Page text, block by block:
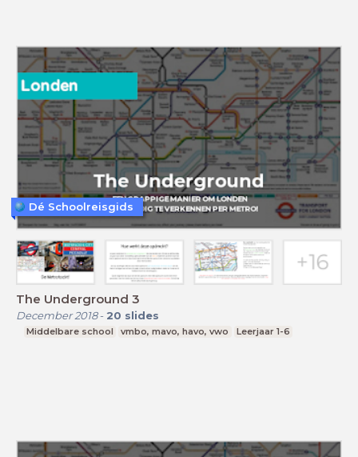
The Underground 3
December 2018- 20 slides
Middelbare school vmbo, mavo, havo, vwo Leerjaar 1-6
Dé Schoolreisgids